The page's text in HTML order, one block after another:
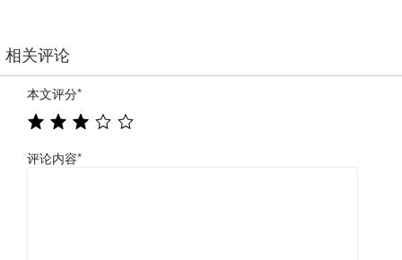
相关评论
本文评分*
评论内容*